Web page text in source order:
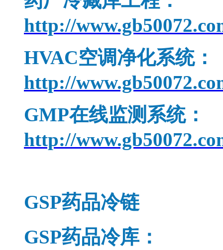
http://
HVAC空调净化系统：
http://
GMP在线监测系统：
http://
GSP药品冷链
GSP药品冷库：